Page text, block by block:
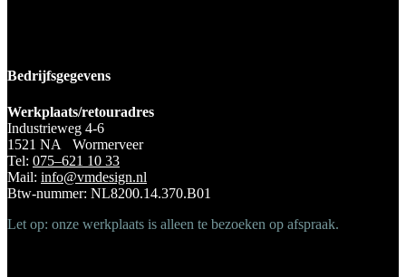
Bedrijfsgegevens
Werkplaats/retouradres
Industrieweg 4-6
1521 NA Wormerveer
Tel: 075–621 10 33
Mail: info@vmdesign.nl
Btw-nummer: NL8200.14.370.B01
Let op: onze werkplaats is alleen te bezoeken op afspraak.